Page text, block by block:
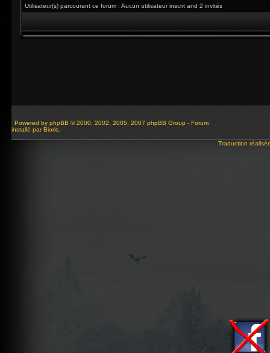
Utilisateur(s) parcourant ce forum : Aucun utilisateur inscrit and 2 invités
Powered by phpBB © 2000, 2002, 2005, 2007 phpBB Group - Forum
installé par Bioris.
Traduction